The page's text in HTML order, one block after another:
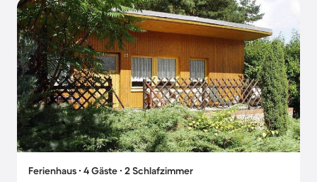
Ferienhaus ∙ 4 Gäste ∙ 2 Schlafzimmer